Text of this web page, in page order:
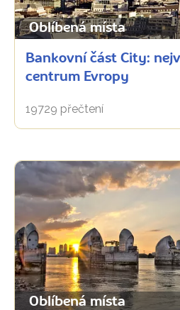
Oblíbená místa
Bankovní část City:
centrum Evropy
19729 přečtení
Oblíbená místa